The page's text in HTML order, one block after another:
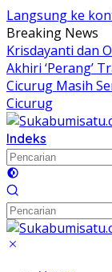
Langsung ke
Breaking News
Krisdayanti dan
Akhiri ‘Perang’
Cicurug Masih
Cicurug
Indeks